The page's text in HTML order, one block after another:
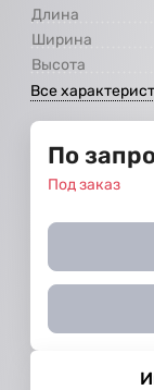
Длина
Ширина
Высота
Все
По
Под заказ